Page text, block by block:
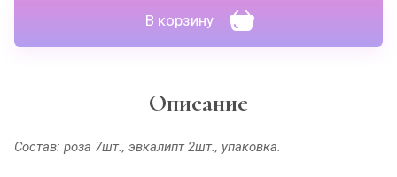
В корзину
Описание
Состав: роза 7шт., эвкалипт 2шт., упаковка.